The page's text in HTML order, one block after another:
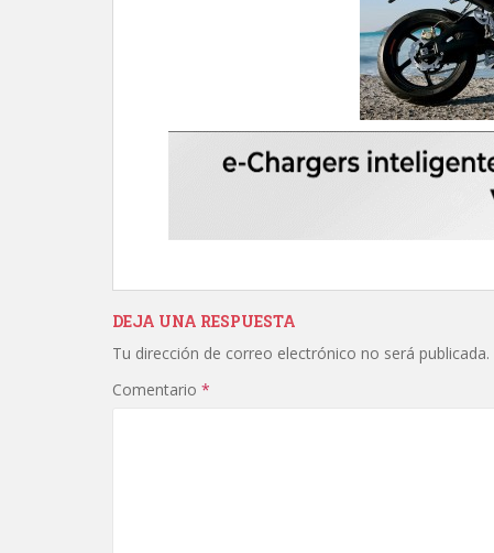
DEJA UNA RESPUESTA
Tu dirección de correo electrónico no será publicada.
Comentario *